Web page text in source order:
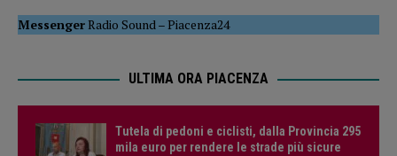
MessengerRadio Sound–Piacenza24
ULTIMA ORA PIACENZA
Tutela di pedoni e ciclisti, dalla Provincia 295
mila euro per rendere le strade più sicure